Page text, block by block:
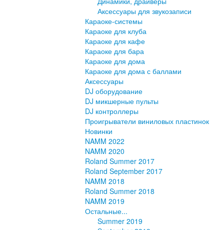
Аксессуары для звукозаписи
Караоке-системы
Караоке для клуба
Караоке для кафе
Караоке для бара
Караоке для дома
Караоке для дома с баллами
Аксессуары
DJ оборудование
DJ микшерные пульты
DJ контроллеры
Проигрыватели виниловых пластинок
Новинки
NAMM 2022
NAMM 2020
Roland Summer 2017
Roland September 2017
NAMM 2018
Roland Summer 2018
NAMM 2019
Остальные...
Summer 2019